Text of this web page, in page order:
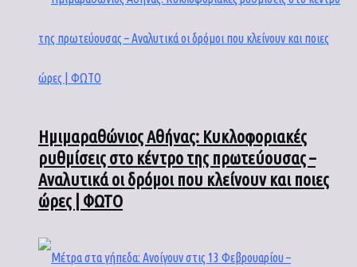
Ημιμαραθώνιος Αθήνας: Κυκλοφοριακές
ρυθμίσεις στο κέντρο της πρωτεύουσας –
Αναλυτικά οι δρόμοι που κλείνουν και ποιες
ώρες | ΦΩΤΟ